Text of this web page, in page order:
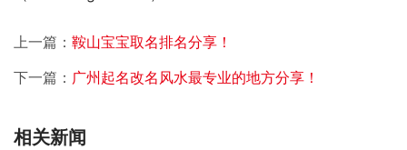
上一篇： 鞍山宝宝取名排名分享！
下一篇： 广州起名改名风水最专业的地方分享！
相关新闻